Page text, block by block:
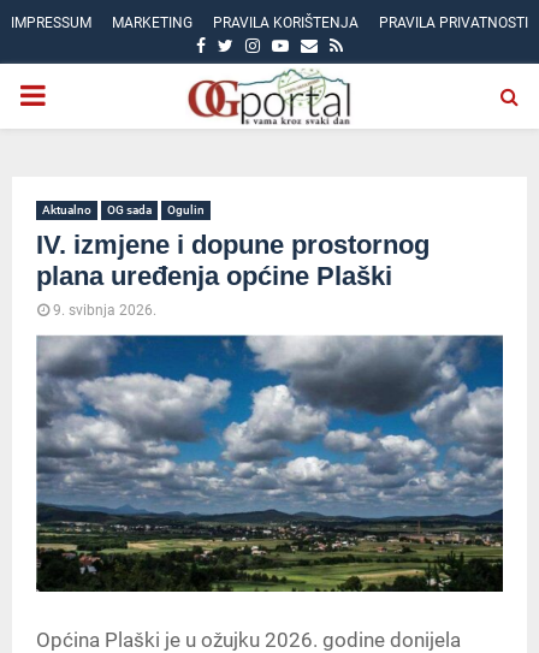
IMPRESSUM MARKETING PRAVILA KORIŠTENJA PRAVILA PRIVATNOSTI
FACEBOOK
TWITTER
INSTAGRAM
YOUTUBE
EMAIL
RSS
PRIMARY
Aktualno OG sada Ogulin
IV. izmjene i dopune prostornog
plana uređenja općine Plaški
9. svibnja 2026.
Općina Plaški je u ožujku 2026. godine donijela